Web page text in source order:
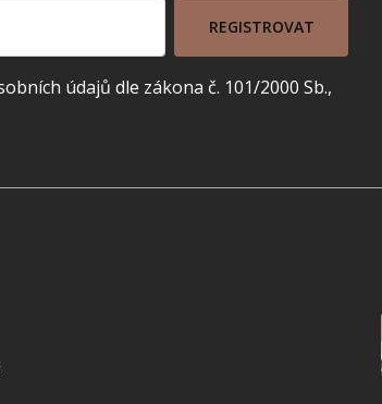
REGISTROVAT
údajů dle zákona č. 101/2000 Sb.,